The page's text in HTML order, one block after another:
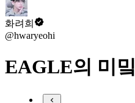
화려희
@hwaryeohi
EAGLE의 미밐